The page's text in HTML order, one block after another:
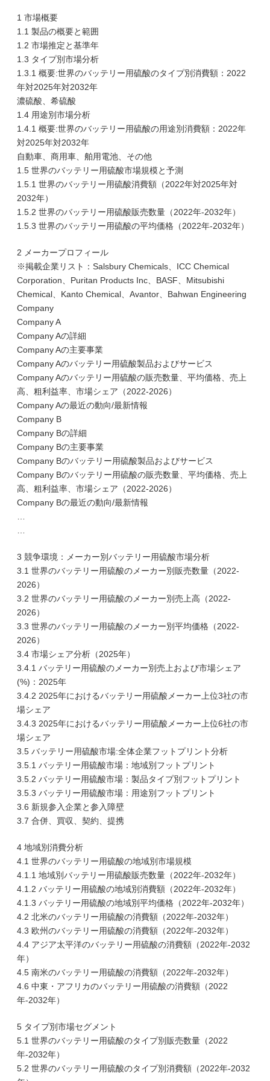
1 市場概要
1.1 製品の概要と範囲
1.2 市場推定と基準年
1.3 タイプ別市場分析
1.3.1 概要:世界のバッテリー用硫酸のタイプ別消費額：2022
年対2025年対2032年
濃硫酸、希硫酸
1.4 用途別市場分析
1.4.1 概要:世界のバッテリー用硫酸の用途別消費額：2022年
対2025年対2032年
自動車、商用車、舶用電池、その他
1.5 世界のバッテリー用硫酸市場規模と予測
1.5.1 世界のバッテリー用硫酸消費額（2022年対2025年対
2032年）
1.5.2 世界のバッテリー用硫酸販売数量（2022年-2032年）
1.5.3 世界のバッテリー用硫酸の平均価格（2022年-2032年）
2 メーカープロフィール
※掲載企業リスト：Salsbury Chemicals、ICC Chemical
Corporation、Puritan Products Inc、BASF、Mitsubishi
Chemical、Kanto Chemical、Avantor、Bahwan Engineering
Company
Company A
Company Aの詳細
Company Aの主要事業
Company Aのバッテリー用硫酸製品およびサービス
Company Aのバッテリー用硫酸の販売数量、平均価格、売上
高、粗利益率、市場シェア（2022-2026）
Company Aの最近の動向/最新情報
Company B
Company Bの詳細
Company Bの主要事業
Company Bのバッテリー用硫酸製品およびサービス
Company Bのバッテリー用硫酸の販売数量、平均価格、売上
高、粗利益率、市場シェア（2022-2026）
Company Bの最近の動向/最新情報
3 競争環境：メーカー別バッテリー用硫酸市場分析
3.1 世界のバッテリー用硫酸のメーカー別販売数量（2022-
2026）
3.2 世界のバッテリー用硫酸のメーカー別売上高（2022-
2026）
3.3 世界のバッテリー用硫酸のメーカー別平均価格（2022-
2026）
3.4 市場シェア分析（2025年）
3.4.1 バッテリー用硫酸のメーカー別売上および市場シェア
(%)：2025年
3.4.2 2025年におけるバッテリー用硫酸メーカー上位3社の市
場シェア
3.4.3 2025年におけるバッテリー用硫酸メーカー上位6社の市
場シェア
3.5 バッテリー用硫酸市場:全体企業フットプリント分析
3.5.1 バッテリー用硫酸市場：地域別フットプリント
3.5.2 バッテリー用硫酸市場：製品タイプ別フットプリント
3.5.3 バッテリー用硫酸市場：用途別フットプリント
3.6 新規参入企業と参入障壁
3.7 合併、買収、契約、提携
4 地域別消費分析
4.1 世界のバッテリー用硫酸の地域別市場規模
4.1.1 地域別バッテリー用硫酸販売数量（2022年-2032年）
4.1.2 バッテリー用硫酸の地域別消費額（2022年-2032年）
4.1.3 バッテリー用硫酸の地域別平均価格（2022年-2032年）
4.2 北米のバッテリー用硫酸の消費額（2022年-2032年）
4.3 欧州のバッテリー用硫酸の消費額（2022年-2032年）
4.4 アジア太平洋のバッテリー用硫酸の消費額（2022年-2032
年）
4.5 南米のバッテリー用硫酸の消費額（2022年-2032年）
4.6 中東・アフリカのバッテリー用硫酸の消費額（2022
年-2032年）
5 タイプ別市場セグメント
5.1 世界のバッテリー用硫酸のタイプ別販売数量（2022
年-2032年）
5.2 世界のバッテリー用硫酸のタイプ別消費額（2022年-2032